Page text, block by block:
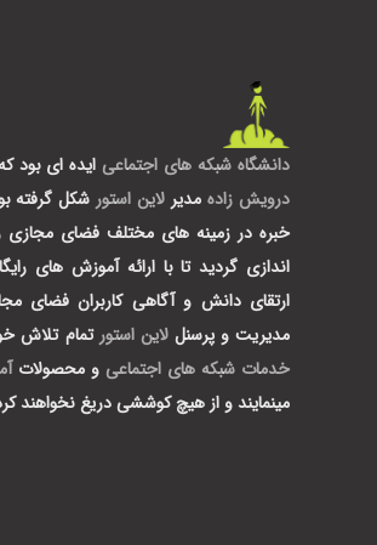
دانشگاه شبکه های اجتماعی ایده ای بود
درویش زاده مدیر لاین استور شکل گرفته
خبره در زمینه های مختلف فضای مجازی
اندازی گردید تا با ارائه آموزش های
ارتقای دانش و آگاهی کاربران فضای
مدیریت و پرسنللاین استور تمام تلاش
خدمات شبکه های اجتماعی و محصولات
مینمایند و از هیچ کوششی دریغ نخواهند